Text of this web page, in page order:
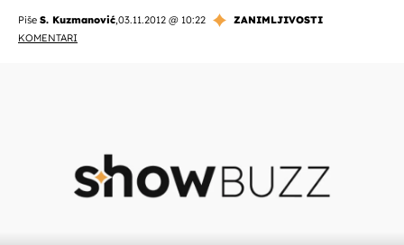
Piše S. Kuzmanović,03.11.2012 @ 10:22
ZANIMLJIVOSTI
KOMENTARI